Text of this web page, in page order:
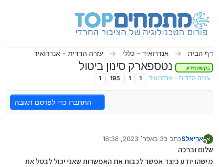
דף הבית אנדרואיד - כללי עזרה הדדית - אנדרואיד
בקשת מידע נטספארק סינון ביטול
עזרה הדדית - אנדרואיד 1
1
195
1
התחברו כדי לפרסם תגובה
א
מנותק
אריאלS כתב ב3 באפר׳ 2023, 16:38
נערך לאחרונה על ידי
שלום וברכה
מישהו יודע כיצד אפשר לכבות את האפשרות שאני יכול לבטל את